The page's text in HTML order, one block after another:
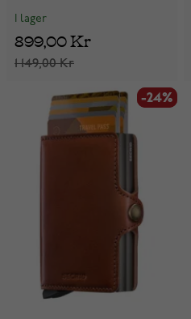
I lager
1 149,00 Kr
899,00 Kr
-24%
-24%